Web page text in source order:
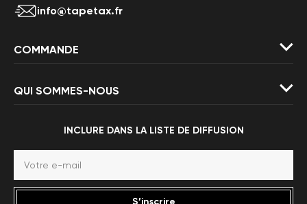
info@tapetax.fr
COMMANDE
QUI SOMMES-NOUS
INCLURE DANS LA LISTE DE DIFFUSION
S’inscrire